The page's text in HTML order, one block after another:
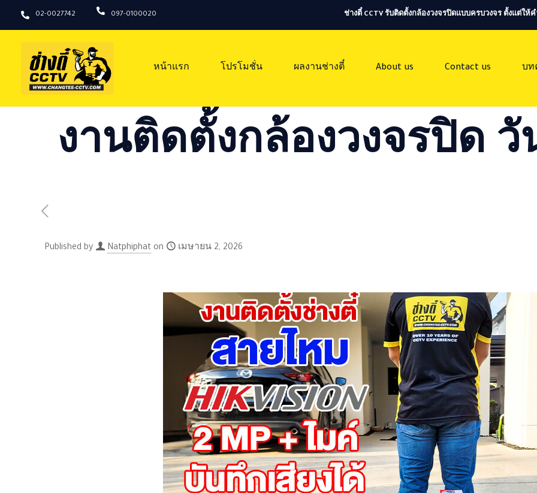
02-0027742 097-0100020 ช่างตี๋ CCTV รับติดตั้งกล้องวงจรปิดแบบครบวงจร ตั้งแต่
หน้าแรก โปรโมชั่น ผลงานช่างตี๋ About us Contact us บท
งานติดตั้งกล้องวงจรปิด วั
Published by Natphiphat on เมษายน 2, 2026